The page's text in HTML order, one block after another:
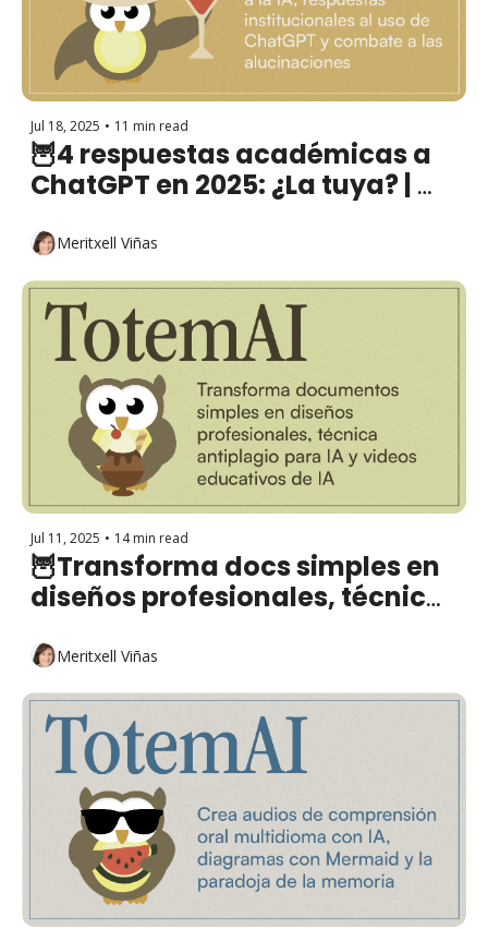
Jul 18, 2025 • 11 min read
🦉4 respuestas académicas a
ChatGPT en 2025: ¿La tuya? |
alucionaciones y matriz de
delegación a la IA
Meritxell Viñas
Jul 11, 2025 • 14 min read
🦉Transforma docs simples en
diseños profesionales, técnica
educativos
Meritxell Viñas